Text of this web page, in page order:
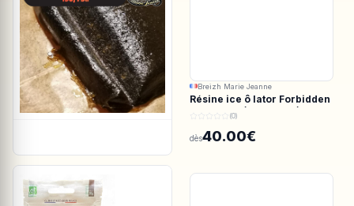
Breizh Marie Jeanne
Résine ice ô lator Forbidden
valley CBD/CBDV 190/73u
(0)
dès40.00€